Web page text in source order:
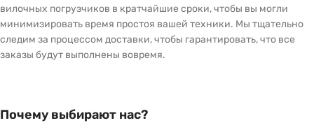
вилочных погрузчиков в кратчайшие сроки, чтобы вы могли
минимизировать время простоя вашей техники. Мы тщательно
следим за процессом доставки, чтобы гарантировать, что все
заказы будут выполнены вовремя.
Почему выбирают нас?